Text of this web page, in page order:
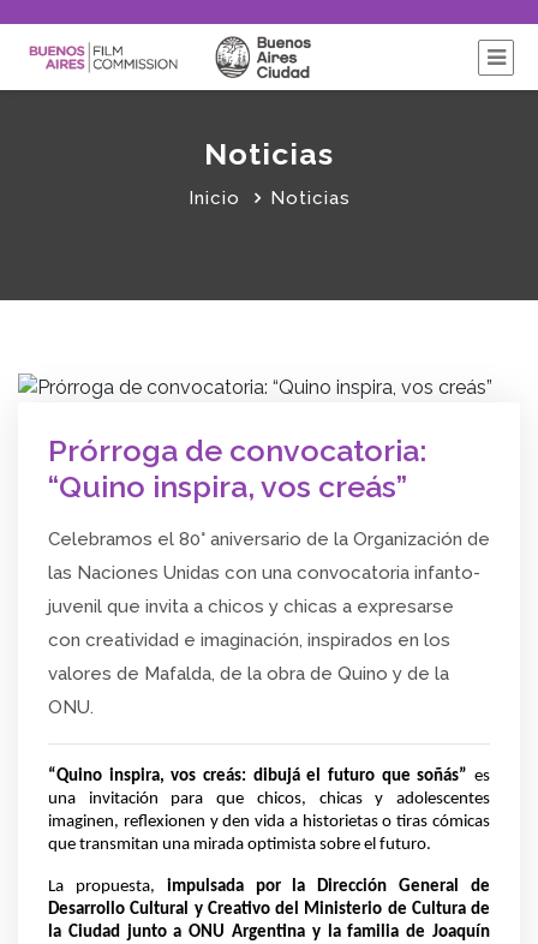
Noticias
Inicio Noticias
Prórroga de convocatoria:
“Quino inspira, vos creás”
Celebramos el 80° aniversario de la Organización de
las Naciones Unidas con una convocatoria infanto-
juvenil que invita a chicos y chicas a expresarse
con creatividad e imaginación, inspirados en los
valores de Mafalda, de la obra de Quino y de la
ONU.
“Quino inspira, vos creás: dibujá el futuro que soñás” es
una invitación para que chicos, chicas y adolescentes
imaginen, reflexionen y den vida a historietas o tiras cómicas
que transmitan una mirada optimista sobre el futuro.
La propuesta, impulsada por la Dirección General de
Desarrollo Cultural y Creativo del Ministerio de Cultura de
la Ciudad junto a ONU Argentina y la familia de Joaquín